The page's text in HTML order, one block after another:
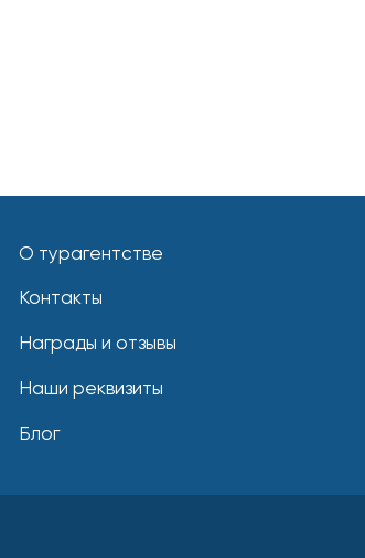
О турагентстве
Контакты
Награды и отзывы
Наши реквизиты
Блог